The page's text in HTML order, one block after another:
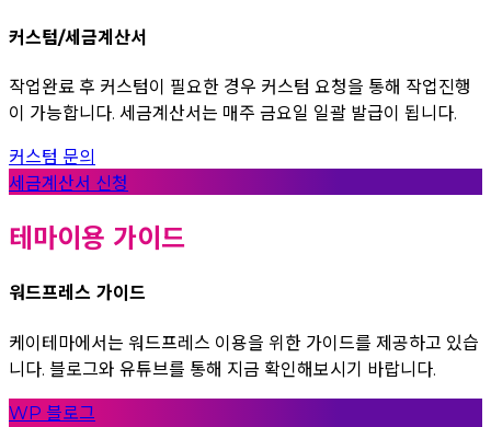
커스텀/세금계산서
작업완료 후 커스텀이 필요한 경우 커스텀 요청을 통해 작업진행
이 가능합니다. 세금계산서는 매주 금요일 일괄 발급이 됩니다.
커스텀 문의
세금계산서 신청
테마이용 가이드
워드프레스 가이드
케이테마에서는 워드프레스 이용을 위한 가이드를 제공하고 있습
니다. 블로그와 유튜브를 통해 지금 확인해보시기 바랍니다.
WP 블로그